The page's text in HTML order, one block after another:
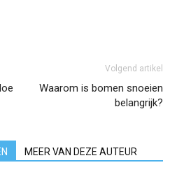
Volgend artikel
Waarom is bomen snoeien
belangrijk?
MEER VAN DEZE AUTEUR